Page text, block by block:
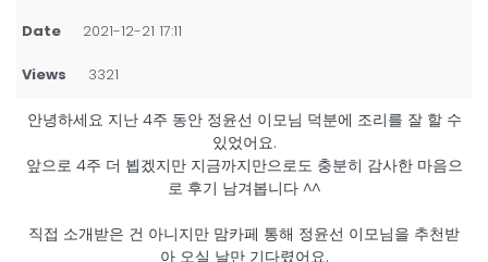
Date 2021-12-21 17:11
Views 3321
안녕하세요 지난 4주 동안 정윤선 이모님 덕분에 조리를 잘 할 수
있었어요.
앞으로 4주 더 뵙겠지만 지금까지만으로도 충분히 감사한 마음으
로 후기 남겨봅니다 ^^
직접 소개받은 건 아니지만 맘카페 통해 정윤선 이모님을 추천받
아 오실 날만 기다렸어요.